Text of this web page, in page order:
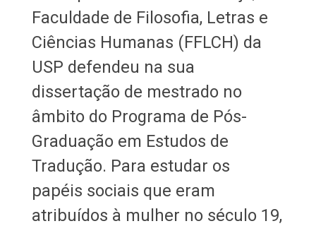
Faculdade de Filosofia, Letras e
Ciências Humanas (FFLCH) da
USP defendeu na sua
dissertação de mestrado no
âmbito do Programa de Pós-
Graduação em Estudos de
Tradução. Para estudar os
papéis sociais que eram
atribuídos à mulher no século 19,